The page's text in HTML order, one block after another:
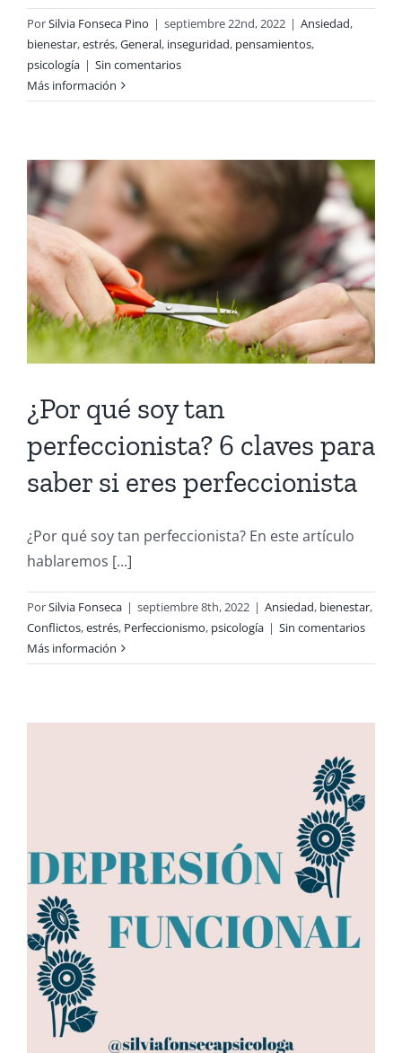
PorSilvia Fonseca Pino | septiembre 22nd, 2022 | Ansiedad,
bienestar,estrés,General, inseguridad, pensamientos,
psicología | Sin comentarios
Más información
¿Por qué soy tan
perfeccionista? 6 claves para
saber si eres perfeccionista
¿Por qué soy tan perfeccionista? En este artículo
hablaremos [...]
PorSilvia Fonseca | septiembre 8th, 2022 | Ansiedad, bienestar,
Conflictos,estrés, Perfeccionismo, psicología | Sin comentarios
Más información